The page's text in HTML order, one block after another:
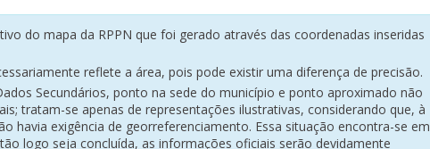
do mapa da RPPN que foi gerado através das coordenadas inseridas
reflete a área, pois pode existir uma diferença de precisão.
Secundários, ponto na sede do município e ponto aproximado não
tratam-se apenas de representações ilustrativas, considerando que, à
havia exigência de georreferenciamento. Essa situação encontra-se em
logo seja concluída, as informações oficiais serão devidamente